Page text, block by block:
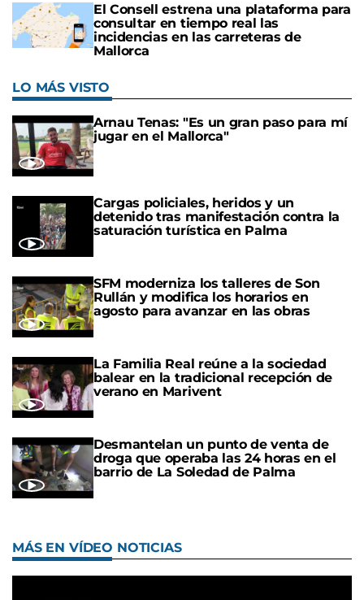
El Consell estrena una plataforma para
consultar en tiempo real las
incidencias en las carreteras de
Mallorca
LO MÁS VISTO
Arnau Tenas: "Es un gran paso para mí
jugar en el Mallorca"
Cargas policiales, heridos y un
detenido tras manifestación contra la
saturación turística en Palma
SFM moderniza los talleres de Son
Rullán y modifica los horarios en
agosto para avanzar en las obras
La Familia Real reúne a la sociedad
balear en la tradicional recepción de
verano en Marivent
Desmantelan un punto de venta de
droga que operaba las 24 horas en el
barrio de La Soledad de Palma
MÁS EN VÍDEO NOTICIAS